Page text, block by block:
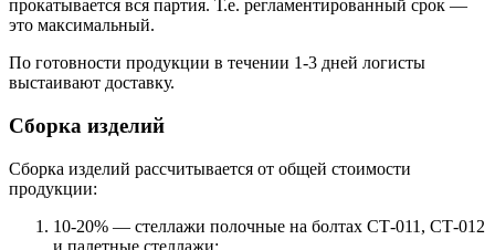
прокатывается вся партия. Т.е. регламентированный срок —
это максимальный.
По готовности продукции в течении 1-3 дней логисты
выстаивают доставку.
Сборка изделий
Сборка изделий рассчитывается от общей стоимости
продукции:
10-20% — стеллажи полочные на болтах СТ-011, СТ-012
и палетные стеллажи;